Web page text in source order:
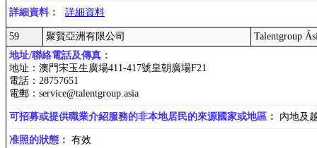
詳細資料： 詳細資料
59 聚賢亞洲有限公司
Talentgroup
地址/聯絡電話及傳真：
地址：澳門宋玉生廣場411-417號皇朝廣場F21
電話：28757651
電郵：service@talentgroup.asia
可招募或提供職業介紹服務的非本地居民的來源國家或地區： 內地及
准照的狀態： 有效